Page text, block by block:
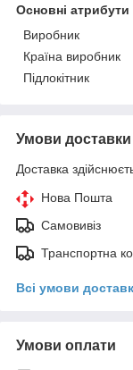
Основні атрибути
Виробник
Країна виробник
Підлокітник
Умови доставки
Доставка
Нова Пошта
Самовивіз
Транспортна
Всі умови
Умови оплати